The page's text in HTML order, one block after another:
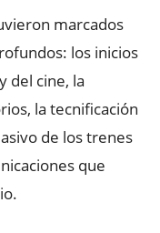
marcados
los inicios
del cine, la
la tecnificación
de los trenes
que